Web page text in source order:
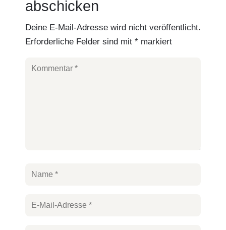
abschicken
Deine E-Mail-Adresse wird nicht veröffentlicht.
Erforderliche Felder sind mit * markiert